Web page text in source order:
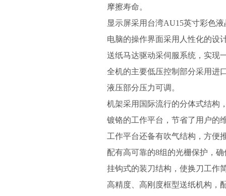
摩擦寿命。
显示屏采用台湾AU15英寸彩色
电脑的操作界面采用人性化的设
送纸马达驱动采伺服系统，实现
全机的主要低压控制部分采用进
液压部分压力可调。
机架采用国际流行的分体式结构
镀铬的工作平台，节省了用户的
工作平台还备有吹气结构，方便
配有高可靠的8组的光栅保护，
挂钩式的装刀结构，使换刀工作
高精度、高刚度框型送纸机构，